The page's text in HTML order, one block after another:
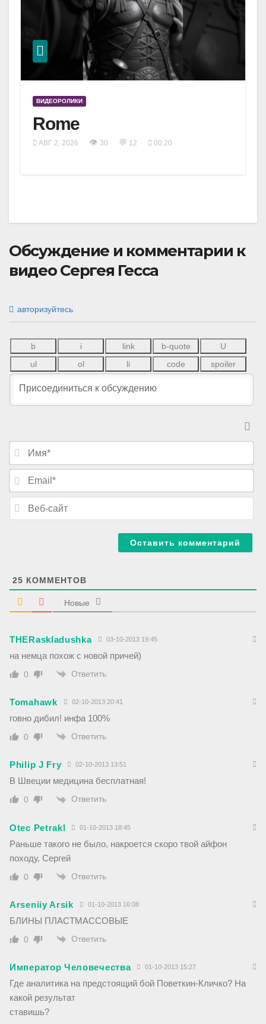
ВИДЕОРОЛИКИ
Rome
АВГ 2, 2026 👁 30 💬 12 00:20
Обсуждение и комментарии к
видео Сергея Гесса
авторизуйтесь
И
я
E
a
25 КОММЕНТОВ
Новые
THERaskladushka 03-10-2013 19:45
на немца похож с новой причей)
0 Ответить
Tomahawk 02-10-2013 20:41
говно дибил! инфа 100%
0 Ответить
Philip J Fry 02-10-2013 13:51
В Швеции медицина бесплатная!
0 Ответить
Otec Petrakl 01-10-2013 18:45
Раньше такого не было, накроется скоро твой айфон
походу, Сергей
0 Ответить
Arseniiy Arsik 01-10-2013 16:08
БЛИНЫ ПЛАСТМАССОВЫЕ
0 Ответить
Император Человечества 01-10-2013 15:27
Где аналитика на предстоящий бой Поветкин-Кличко? На
какой результат
ставишь?